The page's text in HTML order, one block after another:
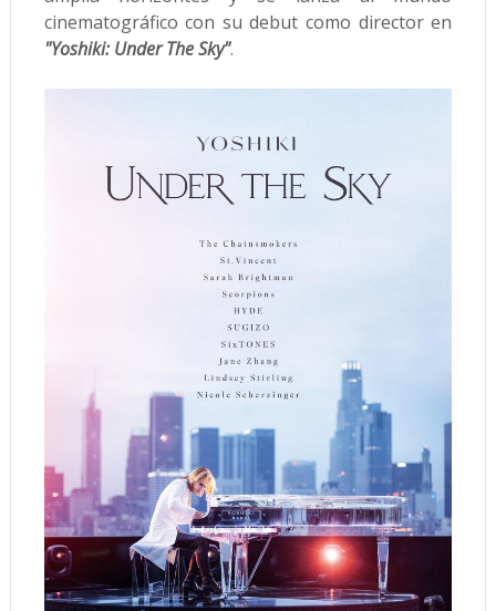
cinematográfico con su debut como director en
"Yoshiki: Under The Sky".